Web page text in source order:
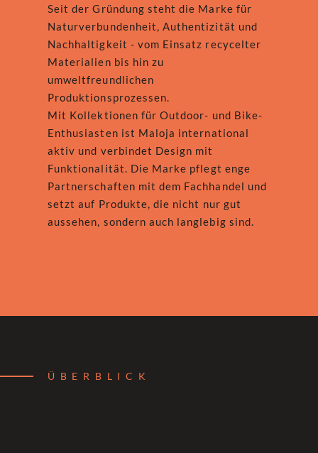
Seit der Gründung steht die Marke für
Naturverbundenheit, Authentizität und
Nachhaltigkeit - vom Einsatz recycelter
Materialien bis hin zu
umweltfreundlichen
Produktionsprozessen.
Mit Kollektionen für Outdoor- und Bike-
Enthusiasten ist Maloja international
aktiv und verbindet Design mit
Funktionalität. Die Marke pflegt enge
Partnerschaften mit dem Fachhandel und
setzt auf Produkte, die nicht nur gut
aussehen, sondern auch langlebig sind.
ÜBERBLICK